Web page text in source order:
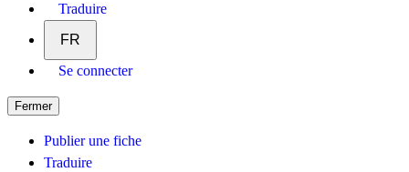
Traduire
FR
Se connecter
Fermer
Publier une fiche
Traduire